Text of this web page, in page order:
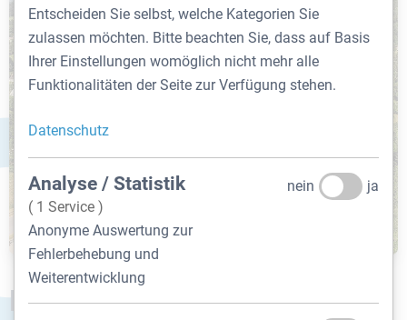
Kirchplatz 9, 8044 Graz
Entscheiden Sie selbst, welche Kategorien Sie
zulassen möchten. Bitte beachten Sie, dass auf Basis
Ihrer Einstellungen womöglich nicht mehr alle
Funktionalitäten der Seite zur Verfügung stehen.
Datenschutz
Analyse / Statistik
( 1 Service )
Anonyme Auswertung zur
Fehlerbehebung und
Weiterentwicklung
nein ja